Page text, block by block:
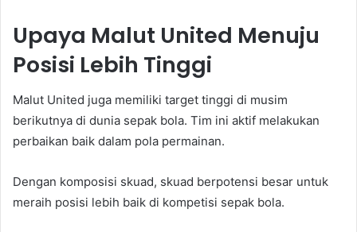
Upaya Malut United Menuju
Posisi Lebih Tinggi
Malut United juga memiliki target tinggi di musim
berikutnya di dunia sepak bola. Tim ini aktif melakukan
perbaikan baik dalam pola permainan.
Dengan komposisi skuad, skuad berpotensi besar untuk
meraih posisi lebih baik di kompetisi sepak bola.